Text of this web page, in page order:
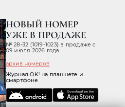
Института медиа,
«Стрелка»
вечеринка нового
для
ценителей актуальной